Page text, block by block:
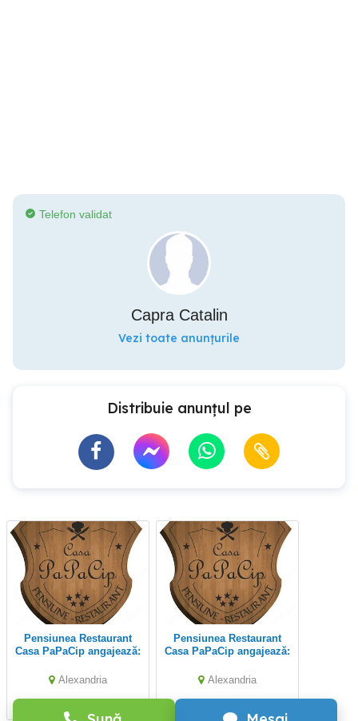
Telefon validat
Capra Catalin
Vezi toate anunțurile
Distribuie anunțul pe
Pensiunea Restaurant
Casa PaPaCip angajează:
Alexandria
Pensiunea Restaurant
Casa PaPaCip angajează:
Alexandria